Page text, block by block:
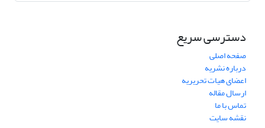
دسترسی سریع
صفحه اصلی
درباره نشریه
اعضای هیات تحریریه
ارسال مقاله
تماس با ما
نقشه سایت